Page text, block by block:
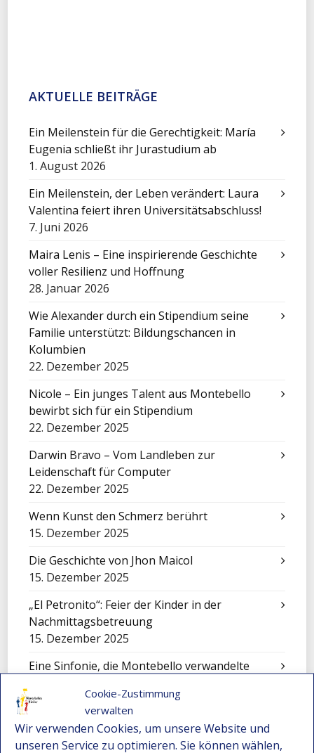
Cookie-Zustimmung
verwalten
Wir verwenden Cookies, um unsere Website und
unseren Service zu optimieren. Sie können wählen,
AKTUELLE BEITRÄGE
Ein Meilenstein für die Gerechtigkeit: María
Eugenia schließt ihr Jurastudium ab
1. August 2026
Ein Meilenstein, der Leben verändert: Laura
Valentina feiert ihren Universitätsabschluss!
7. Juni 2026
Maira Lenis – Eine inspirierende Geschichte
voller Resilienz und Hoffnung
28. Januar 2026
Wie Alexander durch ein Stipendium seine
Familie unterstützt: Bildungschancen in
Kolumbien
22. Dezember 2025
Nicole – Ein junges Talent aus Montebello
bewirbt sich für ein Stipendium
22. Dezember 2025
Darwin Bravo – Vom Landleben zur
Leidenschaft für Computer
22. Dezember 2025
Wenn Kunst den Schmerz berührt
15. Dezember 2025
Die Geschichte von Jhon Maicol
15. Dezember 2025
„El Petronito“: Feier der Kinder in der
Nachmittagsbetreuung
15. Dezember 2025
Eine Sinfonie, die Montebello verwandelte
Cali füllt sich mit Worten: Ein unvergessliches
Erlebnis für unsere Kinder
15. Dezember 2025